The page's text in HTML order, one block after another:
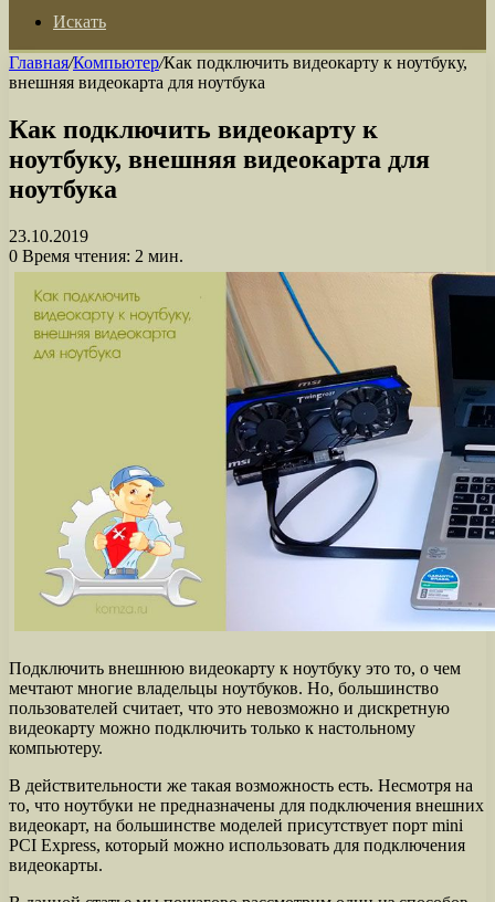
Искать
Главная/Компьютер/Как подключить видеокарту к ноутбуку,
внешняя видеокарта для ноутбука
Как подключить видеокарту к
ноутбуку, внешняя видеокарта для
ноутбука
23.10.2019
0 Время чтения: 2 мин.
Подключить внешнюю видеокарту к ноутбуку это то, о чем
мечтают многие владельцы ноутбуков. Но, большинство
пользователей считает, что это невозможно и дискретную
видеокарту можно подключить только к настольному
компьютеру.
В действительности же такая возможность есть. Несмотря на
то, что ноутбуки не предназначены для подключения внешних
видеокарт, на большинстве моделей присутствует порт mini
PCI Express, который можно использовать для подключения
видеокарты.